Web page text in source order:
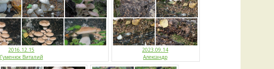
2016.12.15
Гуменюк Виталий
2023.09.14
Александр